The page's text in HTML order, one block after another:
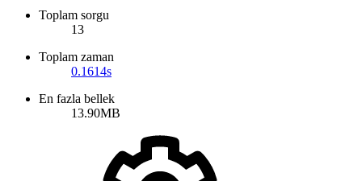
Toplam sorgu
13
Toplam zaman
0.1614s
En fazla bellek
13.90MB